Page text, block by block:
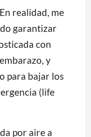
realidad, me
garantizar
con
y
para bajar los
(life
por aire a